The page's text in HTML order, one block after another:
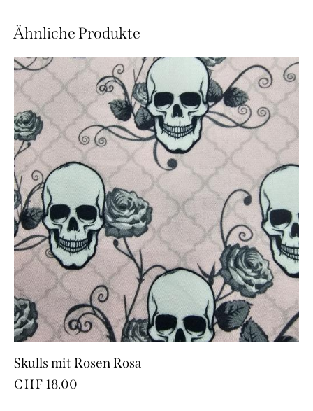
Ähnliche Produkte
Skulls mit Rosen Rosa
CHF 18.00